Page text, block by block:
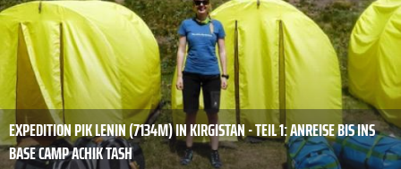
EXPEDITION PIK LENIN (7134M) IN KIRGISTAN - TEIL 1: ANREISE BIS INS
BASE CAMP ACHIK TASH